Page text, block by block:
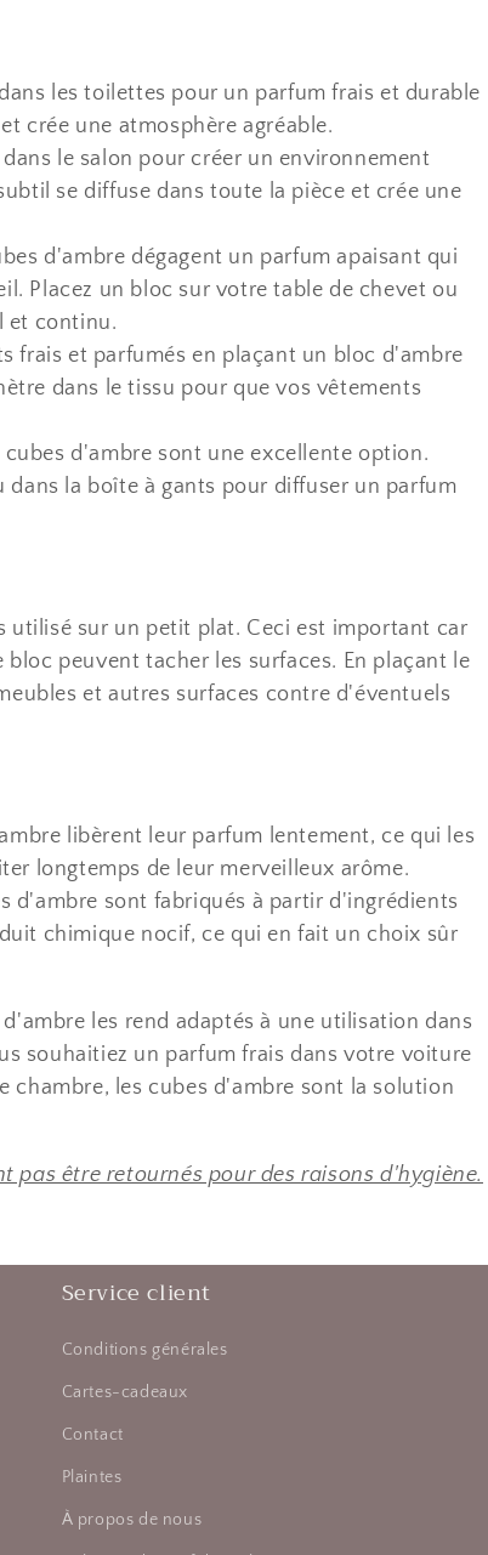
les toilettes pour un parfum frais et durable
crée une atmosphère agréable.
le salon pour créer un environnement
se diffuse dans toute la pièce et crée une
d'ambre dégagent un parfum apaisant qui
Placez un bloc sur votre table de chevet ou
et continu.
frais et parfumés en plaçant un bloc d'ambre
dans le tissu pour que vos vêtements
d'ambre sont une excellente option.
dans la boîte à gants pour diffuser un parfum
sur un petit plat. Ceci est important car
peuvent tacher les surfaces. En plaçant le
et autres surfaces contre d'éventuels
libèrent leur parfum lentement, ce qui les
longtemps de leur merveilleux arôme.
d'ambre sont fabriqués à partir d'ingrédients
chimique nocif, ce qui en fait un choix sûr
les rend adaptés à une utilisation dans
souhaitiez un parfum frais dans votre voiture
chambre, les cubes d'ambre sont la solution
pas être retournés pour des raisons d'hygiène.
Service client
Conditions générales
Cartes-cadeaux
Contact
Plaintes
À propos de nous